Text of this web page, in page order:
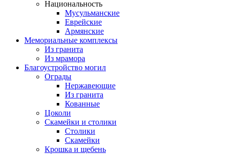
Национальность
Мусульманские
Еврейские
Армянские
Мемориальные комплексы
Из гранита
Из мрамора
Благоустройство могил
Ограды
Нержавеющие
Из гранита
Кованные
Цоколи
Скамейки и столики
Столики
Скамейки
Крошка и щебень